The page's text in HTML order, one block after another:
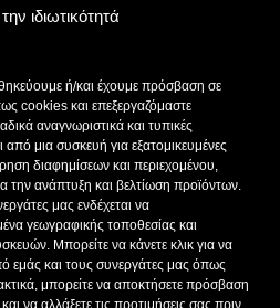
ιδιωτικότητά
ή/και έχουμε πρόσβαση σε
cookies και επεξεργαζόμαστε
αναγνωριστικά και τυπικές
μια συσκευή για εξατομικευμένες
διαφημίσεων και περιεχομένου,
την ανάπτυξη και βελτίωση προϊόντων.
μας ενδέχεται να
γεωγραφικής τοποθεσίας και
Μπορείτε να κάνετε κλικ για να
εμάς και τους συνεργάτες μας όπως
μπορείτε να αποκτήσετε πρόσβαση
να αλλάξετε τις προτιμήσεις σας πριν
– 58800
info@axeloostv.gr
ΜΠΟΚΑΣ ΚΩΝ/ΝΟΣ
ΜΠΟΚΑΣ ΚΩΝ/ΝΟΣ
ΠΑΝΤΕΛΗΣ
ΜΠΟΚΑΣ ΚΩΝ/ΝΟΣ – Γ. ΜΠΟΚΑΣ &
ΣΙΑ Α.Ε
ΠΑΝΤΕΛΗΣ
ΣΟΦΙΑ
ΔΗΜΗΤΡΗΣ
ΑΛΕΞΑΝΔΡΟΣ